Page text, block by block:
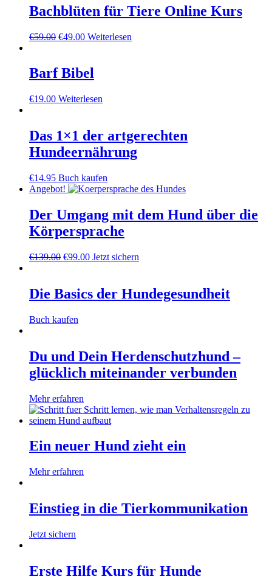
€120.00 €59.00.
Bachblüten für Tiere Online Kurs
€59.00 Ursprünglicher
€59.00
€49.00Aktueller
€49.00.
Weiterlesen
Barf Bibel
€19.00 Weiterlesen
Das 1×1 der artgerechten
Hundeernährung
€14.95 Buch kaufen
Angebot!
Der Umgang mit dem Hund über die
Körpersprache
€139.00 Ursprünglicher
€139.00
€99.00Aktueller
€99.00.
Jetzt sichern
Die Basics der Hundegesundheit
Buch kaufen
Du und Dein Herdenschutzhund –
glücklich miteinander verbunden
Mehr erfahren
Ein neuer Hund zieht ein
Mehr erfahren
Einstieg in die Tierkommunikation
Jetzt sichern
Erste Hilfe Kurs für Hunde